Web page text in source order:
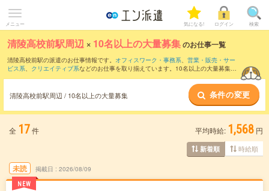
メニュー 気になる! ログイン 検索
清陵高校前駅周辺 × 10名以上の大量募集のお仕事一覧
清陵高校前駅の派遣のお仕事情報です。 オフィスワーク・事務系、 営業・販売・サー
ビス系、 クリエイティブ系などのお仕事を取り揃えています。10名以上の大量募集の
清陵高校前駅周辺 / 10名以上の大量募集 条件の変更
全 17件 平均時給: 1,568 円
新着順 時給順
未読
NEW
掲載日 2026/08/09